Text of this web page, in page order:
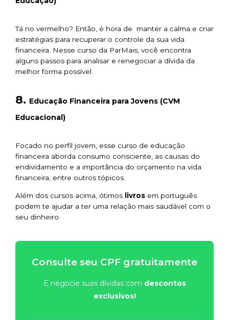
Tá no vermelho? Então, é hora de manter a calma e criar
estratégias para recuperar o controle da sua vida
financeira. Nesse curso da ParMais, você encontra
alguns passos para analisar e renegociar a dívida da
melhor forma possível.
8. Educação Financeira para Jovens (CVM
Educacional)
Focado no perfil jovem, esse curso de educação
financeira aborda consumo consciente, as causas do
endividamento e a importância do orçamento na vida
financeira, entre outros tópicos.
Além dos cursos acima, ótimos livros em português
podem te ajudar a ter uma relação mais saudável com o
seu dinheiro.
Consulte seu CPF gratuitamente
E negocie suas dívidas com descontos
exclusivos!